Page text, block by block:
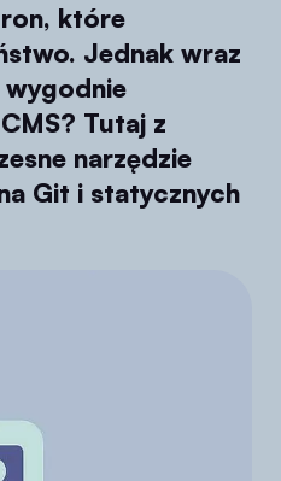
które
Jednak wraz
Tutaj z
narzędzie
Git i statycznych